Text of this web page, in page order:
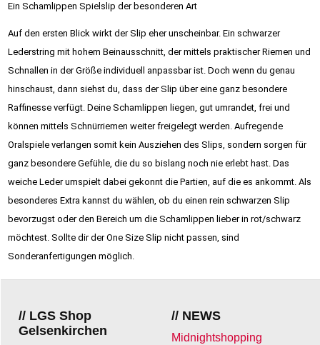
Ein Schamlippen Spielslip der besonderen Art
Auf den ersten Blick wirkt der Slip eher unscheinbar. Ein schwarzer
Lederstring mit hohem Beinausschnitt, der mittels praktischer Riemen und
Schnallen in der Größe individuell anpassbar ist. Doch wenn du genau
hinschaust, dann siehst du, dass der Slip über eine ganz besondere
Raffinesse verfügt. Deine Schamlippen liegen, gut umrandet, frei und
können mittels Schnürriemen weiter freigelegt werden. Aufregende
Oralspiele verlangen somit kein Ausziehen des Slips, sondern sorgen für
ganz besondere Gefühle, die du so bislang noch nie erlebt hast. Das
weiche Leder umspielt dabei gekonnt die Partien, auf die es ankommt. Als
besonderes Extra kannst du wählen, ob du einen rein schwarzen Slip
bevorzugst oder den Bereich um die Schamlippen lieber in rot/schwarz
möchtest. Sollte dir der One Size Slip nicht passen, sind
Sonderanfertigungen möglich.
// NEWS
Midnightshopping
// LGS Shop
Gelsenkirchen